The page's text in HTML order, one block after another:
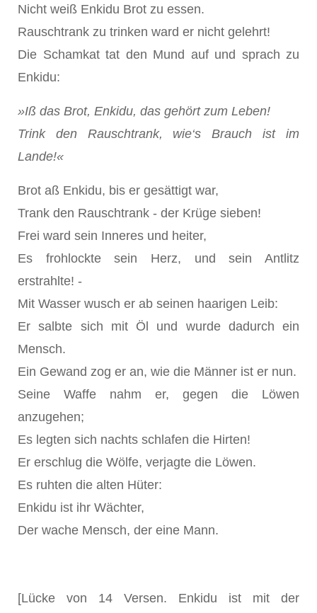
Nicht weiß Enkidu Brot zu essen.
Rauschtrank zu trinken ward er nicht gelehrt!
Die Schamkat tat den Mund auf und sprach zu
Enkidu:
»Iß das Brot, Enkidu, das gehört zum Leben!
Trink den Rauschtrank, wie‘s Brauch ist im
Lande!«
Brot aß Enkidu, bis er gesättigt war,
Trank den Rauschtrank - der Krüge sieben!
Frei ward sein Inneres und heiter,
Es frohlockte sein Herz, und sein Antlitz
erstrahlte! -
Mit Wasser wusch er ab seinen haarigen Leib:
Er salbte sich mit Öl und wurde dadurch ein
Mensch.
Ein Gewand zog er an, wie die Männer ist er nun.
Seine Waffe nahm er, gegen die Löwen
anzugehen;
Es legten sich nachts schlafen die Hirten!
Er erschlug die Wölfe, verjagte die Löwen.
Es ruhten die alten Hüter:
Enkidu ist ihr Wächter,
Der wache Mensch, der eine Mann.
[Lücke von 14 Versen. Enkidu ist mit der